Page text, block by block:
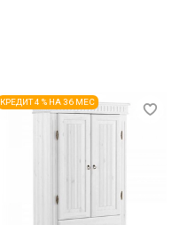
КРЕДИТ 4 % НА 36 МЕС